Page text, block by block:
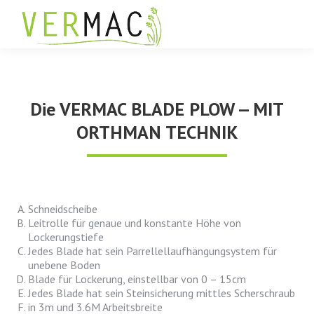
Die VERMAC BLADE PLOW -- MIT
ORTHMAN TECHNIK
Schneidscheibe
Leitrolle für genaue und konstante Höhe von
Lockerungstiefe
Jedes Blade hat sein Parrellellaufhängungsystem für
unebene Boden
Blade für Lockerung, einstellbar von 0 – 15cm
Jedes Blade hat sein Steinsicherung mittles Scherschraub
in 3m und 3.6M Arbeitsbreite